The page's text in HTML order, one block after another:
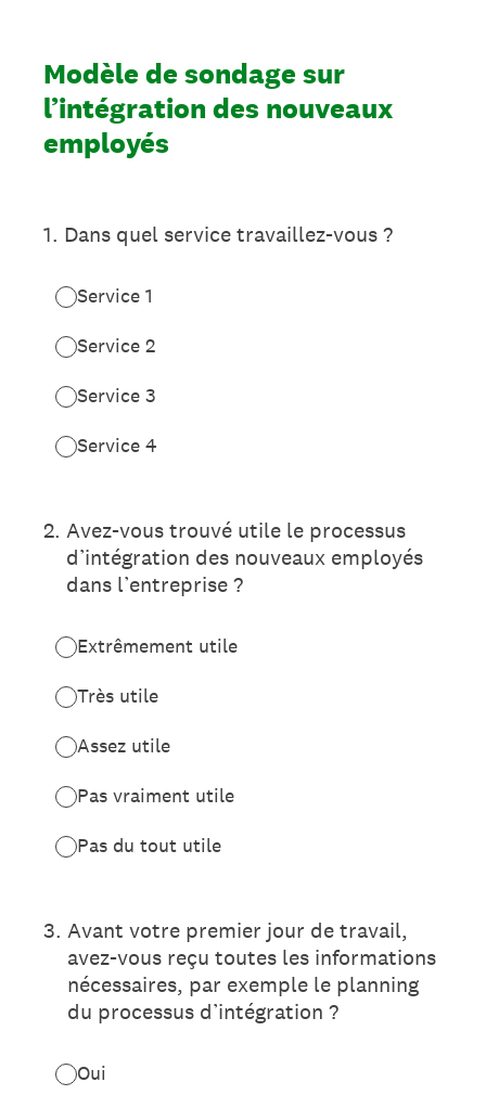
Modèle de sondage sur
l’intégration des nouveaux
employés
1. Dans quel service travaillez-vous ?
Service 1
Service 2
Service 3
Service 4
2. Avez-vous trouvé utile le processus
d’intégration des nouveaux employés
dans l’entreprise ?
Extrêmement utile
Très utile
Assez utile
Pas vraiment utile
Pas du tout utile
3. Avant votre premier jour de travail,
avez-vous reçu toutes les informations
nécessaires, par exemple le planning
du processus d’intégration ?
Oui